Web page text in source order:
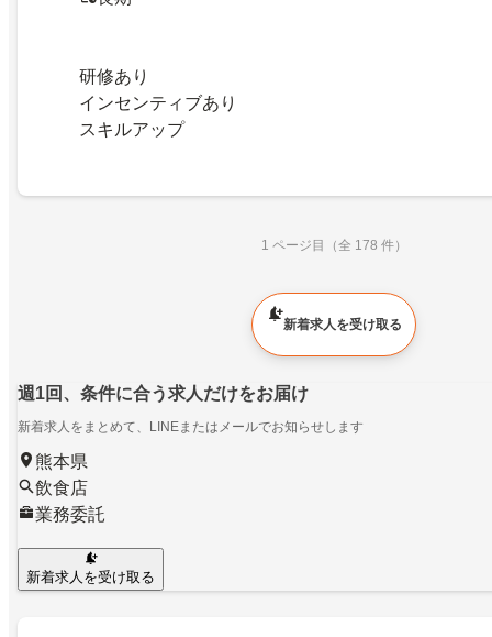
研修あり
インセンティブあり
スキルアップ
1 ページ目（全 178 件）
新着求人を受け取る
週1回、条件に合う求人だけをお届け
新着求人をまとめて、LINEまたはメールでお知らせします
熊本県
飲食店
業務委託
新着求人を受け取る